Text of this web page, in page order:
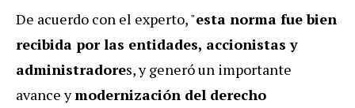
De acuerdo con el experto, "esta norma fue bien
recibida por las entidades, accionistas y
administradores, y generó un importante
avance ymodernización del derecho